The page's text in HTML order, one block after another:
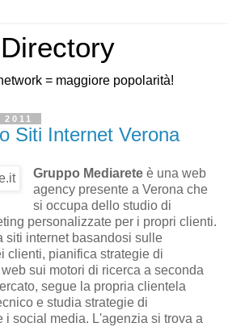
= maggiore popolarità!
Siti Internet Verona
Gruppo Mediareteè una web
agency presente a Verona che
si occupa dello studio di
personalizzate per i propri clienti.
siti internet basandosi sulle
clienti, pianifica strategie di
sui motori di ricerca a seconda
segue la propria clientela
e studia strategie di
i social media. L'agenzia si trova a